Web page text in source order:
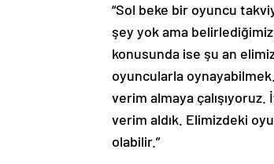
“Sol beke bir oyuncu
şey yok ama
konusunda ise şu an
oyuncularla
verim almaya çalışıyoruz.
verim aldık. Elimizdeki
olabilir.”